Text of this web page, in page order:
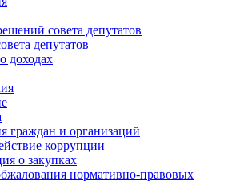
совета депутатов
депутатов
доходах
граждан и организаций
коррупции
о закупках
нормативно-правовых